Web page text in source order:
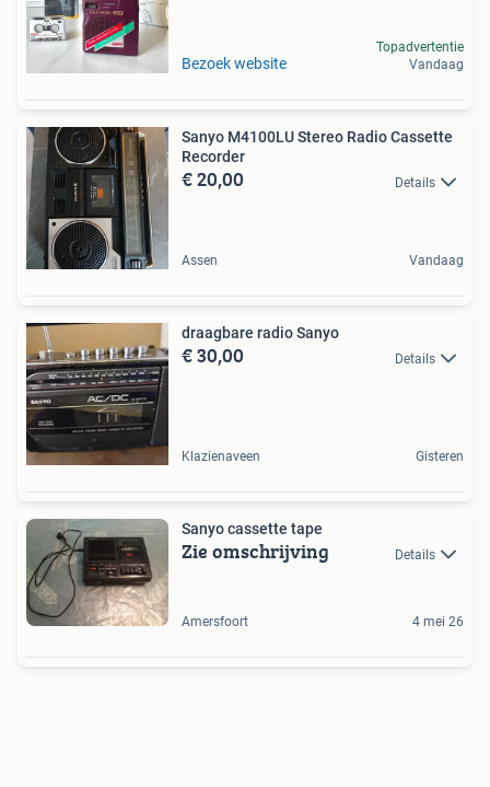
Bezoek website
Topadvertentie
Vandaag
Sanyo M4100LU Stereo Radio Cassette
Recorder
€ 20,00 Details
Assen Vandaag
draagbare radio Sanyo
€ 30,00 Details
Klazienaveen Gisteren
Sanyo cassette tape
Zie omschrijving Details
Amersfoort 4 mei 26